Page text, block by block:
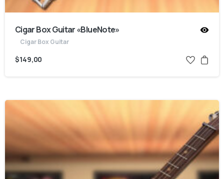
Cigar Box Guitar «BlueNote»
Cigar Box Guitar
$149,00